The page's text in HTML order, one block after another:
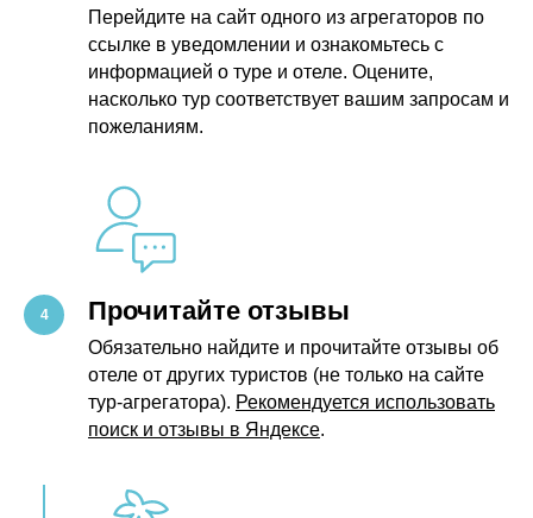
Перейдите на сайт одного из агрегаторов по
ссылке в уведомлении и ознакомьтесь с
информацией о туре и отеле. Оцените,
насколько тур соответствует вашим запросам и
пожеланиям.
Прочитайте отзывы
Обязательно найдите и прочитайте отзывы об
отеле от других туристов (не только на сайте
тур-агрегатора). Рекомендуется использовать
поиск и отзывы в Яндексе.